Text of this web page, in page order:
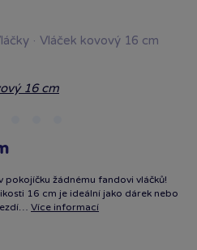
· Vláček kovový 16 cm
pokojíčku žádnému fandovi vláčků!
16 cm je ideální jako dárek nebo
Více informací